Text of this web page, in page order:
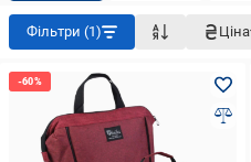
Фільтри (1) Ціна